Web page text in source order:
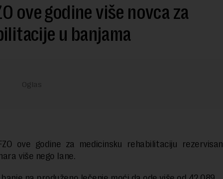
ove godine više novca za
u banjama
ove godine za medicinsku rehabilitaciju
više nego lane.